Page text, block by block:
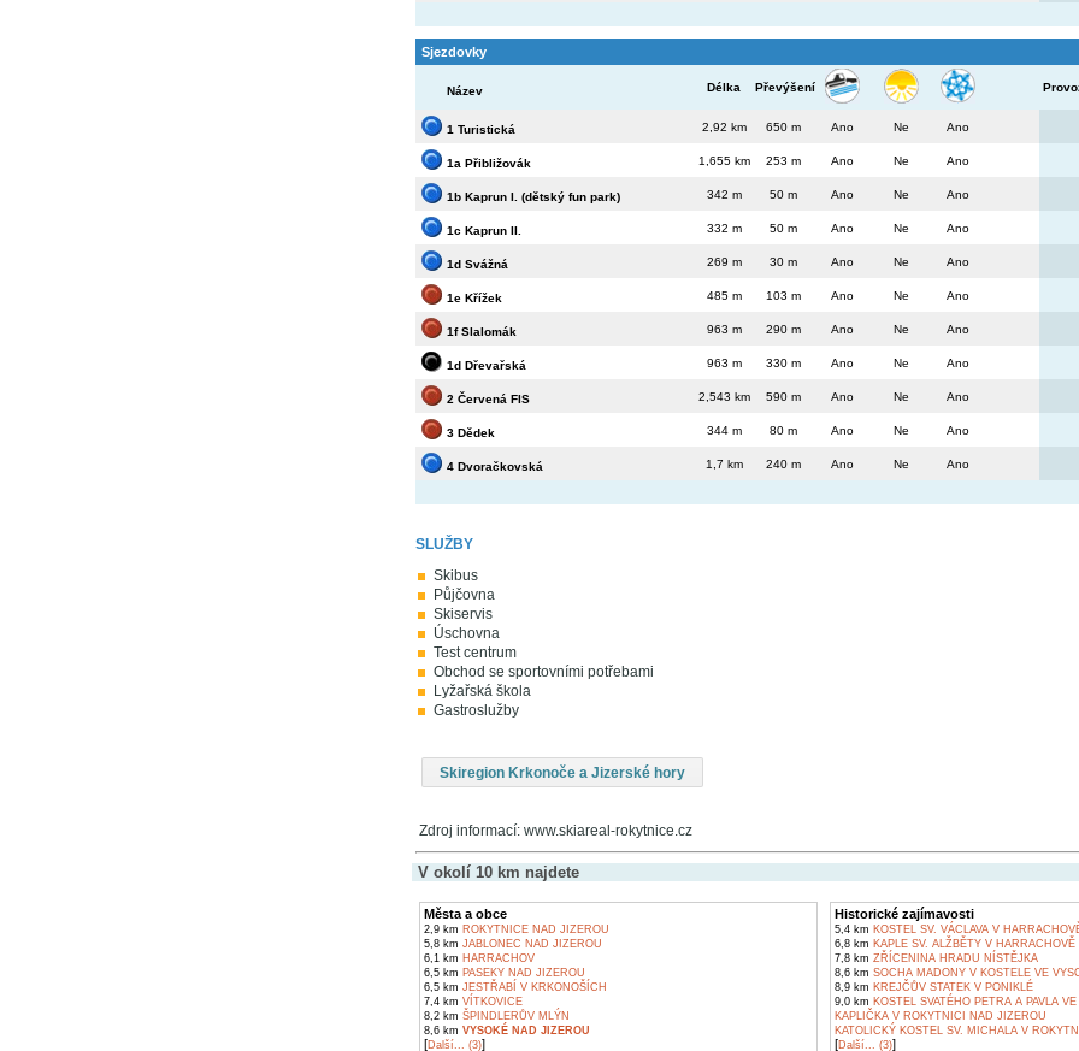
Sjezdovky
Název Délka Převýšení
1 Turistická 2,92 km 650 m Ano Ne Ano
1a Přibližovák 1,655 km 253 m Ano Ne Ano
1b Kaprun I. (dětský fun park) 342 m 50 m Ano Ne Ano
1c Kaprun II. 332 m 50 m Ano Ne Ano
1d Svážná 269 m 30 m Ano Ne Ano
1e Křížek 485 m 103 m Ano Ne Ano
1f Slalomák 963 m 290 m Ano Ne Ano
1d Dřevařská 963 m 330 m Ano Ne Ano
2 Červená FIS 2,543 km 590 m Ano Ne Ano
3 Dědek 344 m 80 m Ano Ne Ano
4 Dvoračkovská 1,7 km 240 m Ano Ne Ano
SLUŽBY
Skibus
Půjčovna
Skiservis
Úschovna
Test centrum
Obchod se sportovními potřebami
Lyžařská škola
Gastroslužby
Skiregion Krkonoče a Jizerské hory
Zdroj informací: www.skiareal-rokytnice.cz
V okolí 10 km najdete
Města a obce
2,9 km ROKYTNICE NAD JIZEROU
5,8 km JABLONEC NAD JIZEROU
6,1 km HARRACHOV
6,5 km PASEKY NAD JIZEROU
6,5 km JESTŘABÍ V KRKONOŠÍCH
7,4 km VÍTKOVICE
8,2 km ŠPINDLERŮV MLÝN
8,6 km VYSOKÉ NAD JIZEROU
[Další... (3)]
Historické zajímavosti
5,4 km KOSTEL SV. VÁCLAVA V
6,8 km KAPLE SV. ALŽBĚTY V HARRACHOVĚ
7,8 km ZŘÍCENINA HRADU NÍSTĚJKA
8,6 km SOCHA MADONY V KOSTELE VE
8,9 km KREJČŮV STATEK V PONIKLÉ
9,0 km KOSTEL SVATÉHO PETRA A PAVLA
KAPLIČKA V ROKYTNICI NAD JIZEROU
KATOLICKÝ KOSTEL SV. MICHALA V
[Další... (3)]